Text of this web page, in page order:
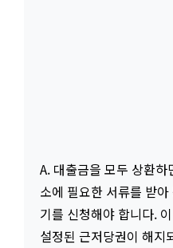
A. 대출금을 모두 상환
소에 필요한 서류를 받
기를 신청해야 합니다.
설정된 근저당권이 해지